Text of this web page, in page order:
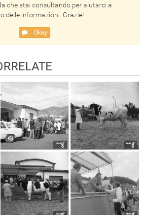
che stai consultando per aiutarci a
delle informazioni. Grazie!
Okay